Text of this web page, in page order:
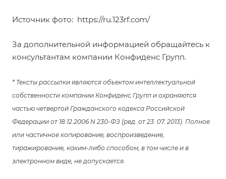
Источник фото: https://ru.123rf.com/
За дополнительной информацией обращайтесь к
консультантам компании Конфиденс Групп.
* Тексты рассылки являются объектом интеллектуальной
собственности компании Конфиденс Групп и охраняются
частью четвертой Гражданского кодекса Российской
Федерации от 18.12.2006 N 230-ФЗ (ред. от 23. 07. 2013). Полное
или частичное копирование, воспроизведение,
тиражирование, каким-либо способом, в том числе и в
электронном виде, не допускается.